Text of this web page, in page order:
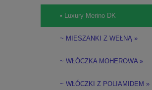
• Luxury Merino DK
~ MIESZANKI Z WEŁNĄ »
~ WŁÓCZKA MOHEROWA »
~ WŁÓCZKI Z POLIAMIDEM »